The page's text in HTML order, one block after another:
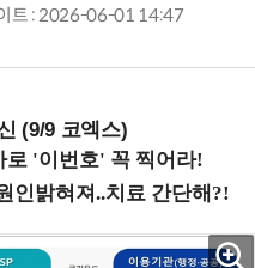
트 : 2026-06-01 14:47
(9/9 코엑스)